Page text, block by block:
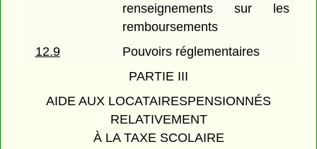
renseignements sur les
remboursements
12.9
Pouvoirs réglementaires
PARTIE III
AIDE AUX LOCATAIRESPENSIONNÉS
RELATIVEMENT
À LA TAXE SCOLAIRE